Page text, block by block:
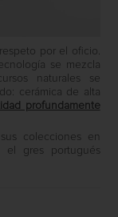
por el oficio.
se mezcla
naturales se
cerámica de alta
profundamente
colecciones en
gres portugués